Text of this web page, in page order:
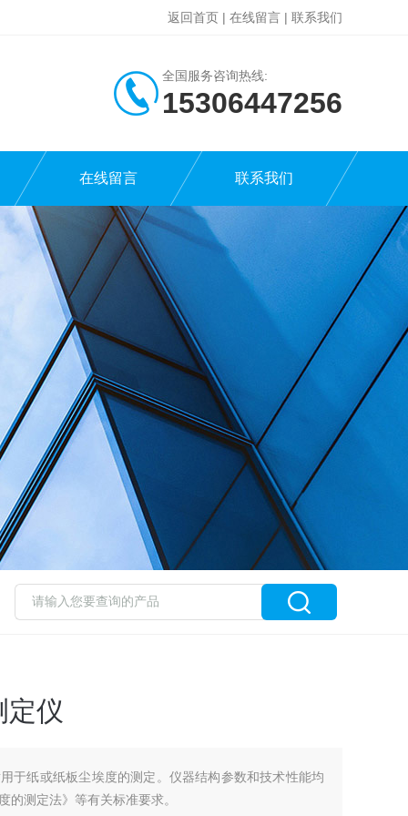
返回首页 | 在线留言 | 联系我们
全国服务咨询热线:
15306447256
在线留言 联系我们
定仪
于纸或纸板尘埃度的测定。仪器结构参数和技术性能均
的测定法》等有关标准要求。